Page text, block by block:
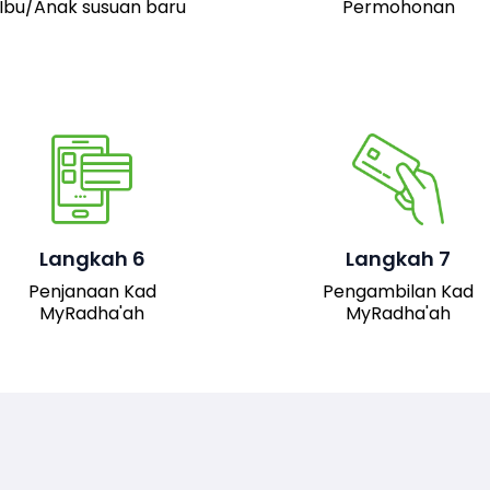
Ibu/Anak susuan baru
Permohonan
Langkah 6
Penjanaan Kad
MyRadha'ah
Setelah permohonan
akan dijana.
Langkah 7
Pengambilan Kad
MyRadha'ah
Pemohon boleh hadir ke
pejabat JAIS untuk
mengambil kad fizikal
MyRadha’ah. Selain itu,
pemohon juga boleh
turun versi digital kad
sistem untuk
kemudahan akses.